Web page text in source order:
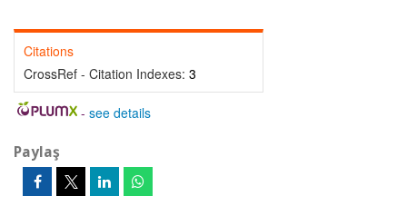
Citations
CrossRef - Citation Indexes: 3
- see details
Paylaş